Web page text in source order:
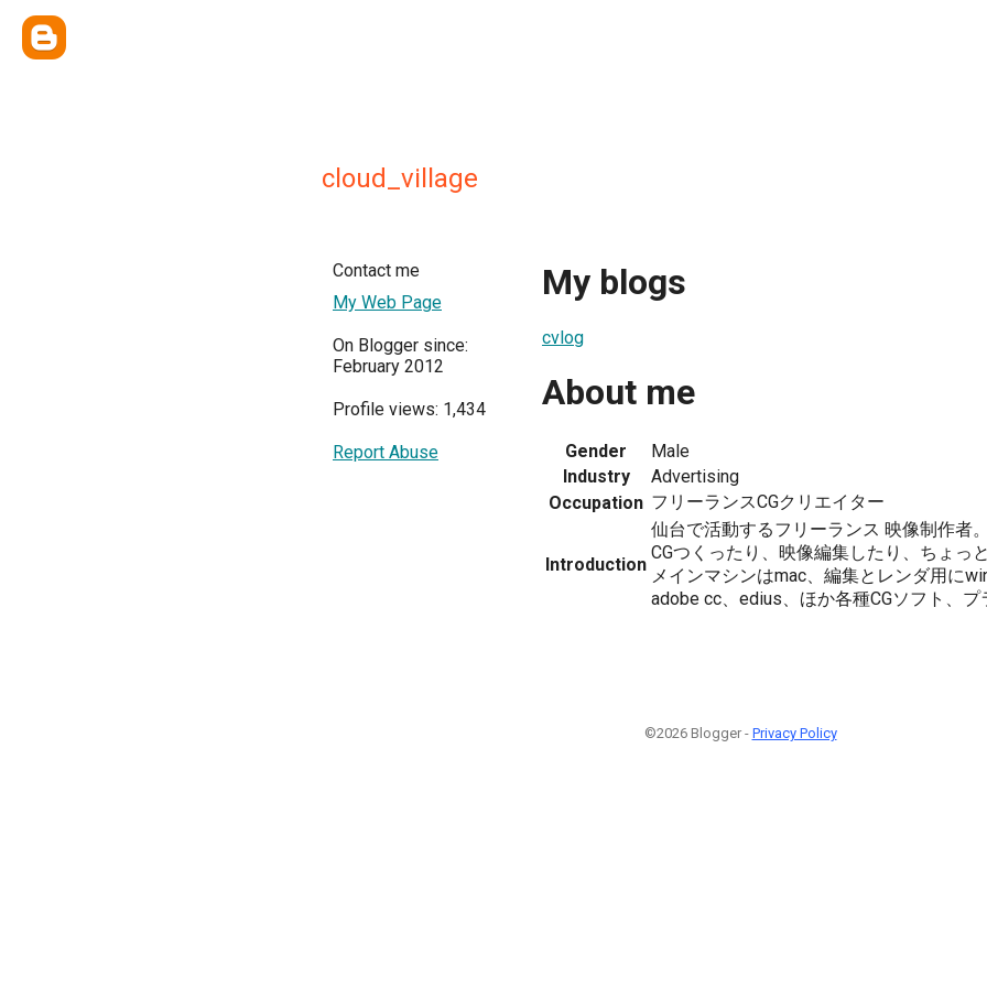
cloud_village
Contact me
My Web Page
On Blogger since:
February 2012
Profile views: 1,434
Report Abuse
My blogs
cvlog
About me
Gender
Male
Industry
Advertising
Occupation フリーランスCGクリエイター
Introduction
仙台で活動するフリーランス 映像制作者
CGつくったり、映像編集したり、ちょっ
メインマシンはmac、編集とレンダ用に
adobe cc、edius、ほか各種CGソフト、プ
©2026 Blogger - Privacy Policy